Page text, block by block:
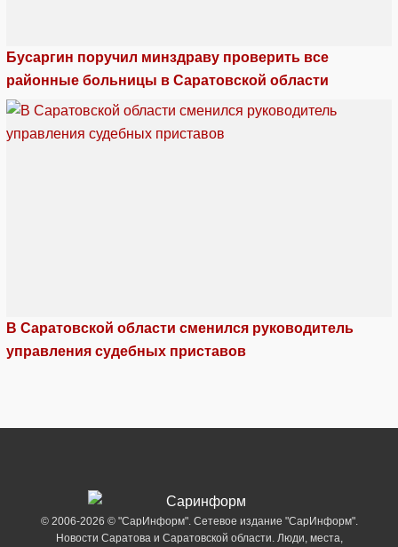
Бусаргин поручил минздраву проверить все
районные больницы в Саратовской области
В Саратовской области сменился руководитель
управления судебных приставов
© 2006-2026 © "СарИнформ". Сетевое издание "СарИнформ".
Новости Саратова и Саратовской области. Люди, места,